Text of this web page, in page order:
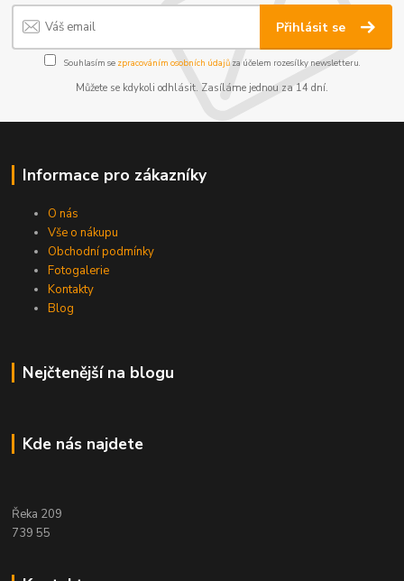
Přihlásit se
Souhlasím se zpracováním osobních údajůza účelem rozesílky newsletteru.
Můžete se kdykoli odhlásit. Zasíláme jednou za 14 dní.
Informace pro zákazníky
O nás
Vše o nákupu
Obchodní podmínky
Fotogalerie
Kontakty
Blog
Nejčtenější na blogu
Kde nás najdete
Řeka 209
739 55